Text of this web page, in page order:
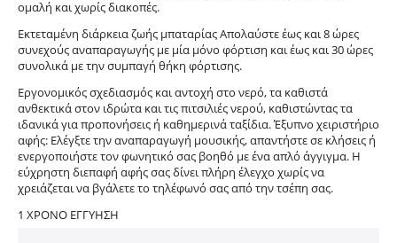
ομαλή και χωρίς διακοπές.
Εκτεταμένη διάρκεια ζωής μπαταρίας Απολαύστε έως και 8 ώρες
συνεχούς αναπαραγωγής με μία μόνο φόρτιση και έως και 30 ώρες
συνολικά με την συμπαγή θήκη φόρτισης.
Εργονομικός σχεδιασμός και αντοχή στο νερό, τα καθιστά
ανθεκτικά στον ιδρώτα και τις πιτσιλιές νερού, καθιστώντας τα
ιδανικά για προπονήσεις ή καθημερινά ταξίδια. Έξυπνο χειριστήριο
αφής: Ελέγξτε την αναπαραγωγή μουσικής, απαντήστε σε κλήσεις ή
ενεργοποιήστε τον φωνητικό σας βοηθό με ένα απλό άγγιγμα. Η
εύχρηστη διεπαφή αφής σας δίνει πλήρη έλεγχο χωρίς να
χρειάζεται να βγάλετε το τηλέφωνό σας από την τσέπη σας.
1 ΧΡΟΝΟ ΕΓΓΥΗΣΗ